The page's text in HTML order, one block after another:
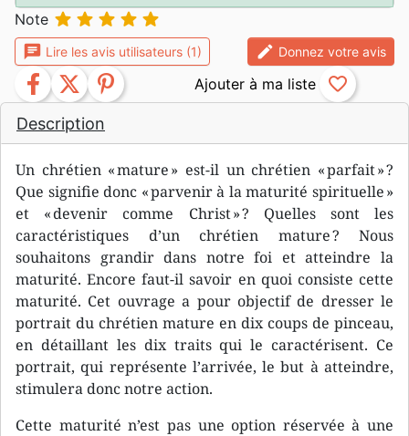
Description
Un chrétien « mature » est-il un chrétien « parfait » ?
Que signifie donc « parvenir à la maturité spirituelle »
et « devenir comme Christ » ? Quelles sont les
caractéristiques d’un chrétien mature ? Nous
souhaitons grandir dans notre foi et atteindre la
maturité. Encore faut-il savoir en quoi consiste cette
maturité. Cet ouvrage a pour objectif de dresser le
portrait du chrétien mature en dix coups de pinceau,
en détaillant les dix traits qui le caractérisent. Ce
portrait, qui représente l’arrivée, le but à atteindre,
stimulera donc notre action.
Cette maturité n’est pas une option réservée à une
Note     
chat Lire les avis utilisateurs (1) edit Donnez votre avis
facebook twitter pinterest favorite_border